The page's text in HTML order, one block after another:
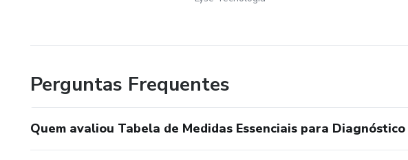
Perguntas Frequentes
Quem avaliou Tabela de Medidas Essenciais para Diagnóstico